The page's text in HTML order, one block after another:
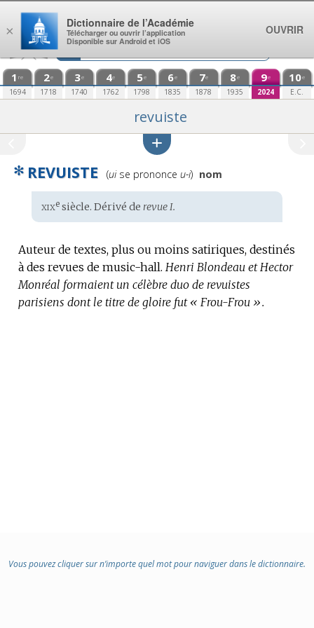
Aller au contenu
1 re
1694
2e
1718
3e
1740
4e
1762
5e
1798
6e
1835
7e
1878
8e
1935
9e
2024
10e
E.C.
revuiste
✻ REVUISTE
Prononciation
(uise prononce u-i) nom
Étymologie
:
xixesiècle. Dérivé de revue I.
Auteur de textes, plus ou moins satiriques, destinés
à des revues de music-hall. Henri Blondeau et Hector
Monréal formaient un célèbre duo de revuistes
parisiens dont le titre de gloire fut « Frou-Frou ».
Vous pouvez cliquer sur n’importe quel mot pour naviguer dans le dictionnaire.
×
Dictionnaire de l’Académie
Télécharger ou ouvrir l’application
Disponible sur Android et iOS
OUVRIR